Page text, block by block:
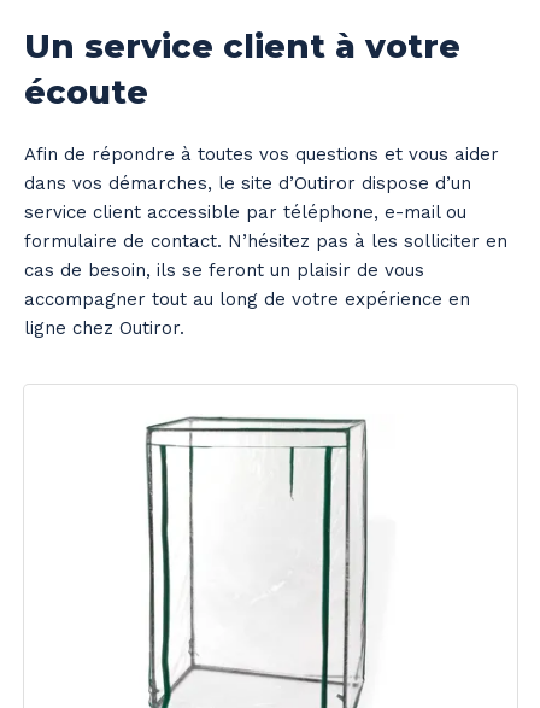
Un service client à votre
écoute
Afin de répondre à toutes vos questions et vous aider
dans vos démarches, le site d’Outiror dispose d’un
service client accessible par téléphone, e-mail ou
formulaire de contact. N’hésitez pas à les solliciter en
cas de besoin, ils se feront un plaisir de vous
accompagner tout au long de votre expérience en
ligne chez Outiror.